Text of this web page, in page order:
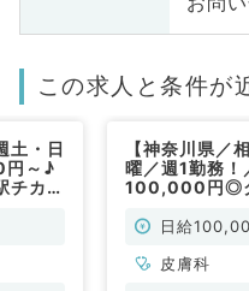
この求人と条件が
土・日
～♪
チカで
【神奈川県／
曜／週1勤務
100,000円◎
＞
日給
皮膚科